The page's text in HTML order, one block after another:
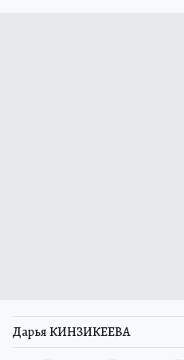
Дарья КИНЗИКЕЕВА